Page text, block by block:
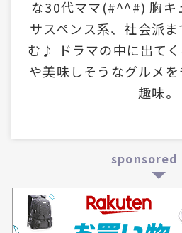
な30代ママ(#^^#) 胸キ
サスペンス系、社会派
む♪ ドラマの中に出て
や美味しそうなグルメ
趣味。